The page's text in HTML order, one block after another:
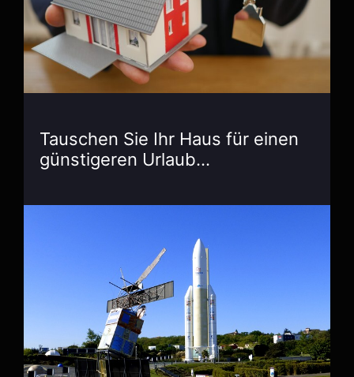
Tauschen Sie Ihr Haus für einen
günstigeren Urlaub…